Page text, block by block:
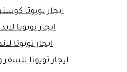
ايجار تويوتا
ايجار تويوتا
ايجار تويوتا
ايجار تويوتا